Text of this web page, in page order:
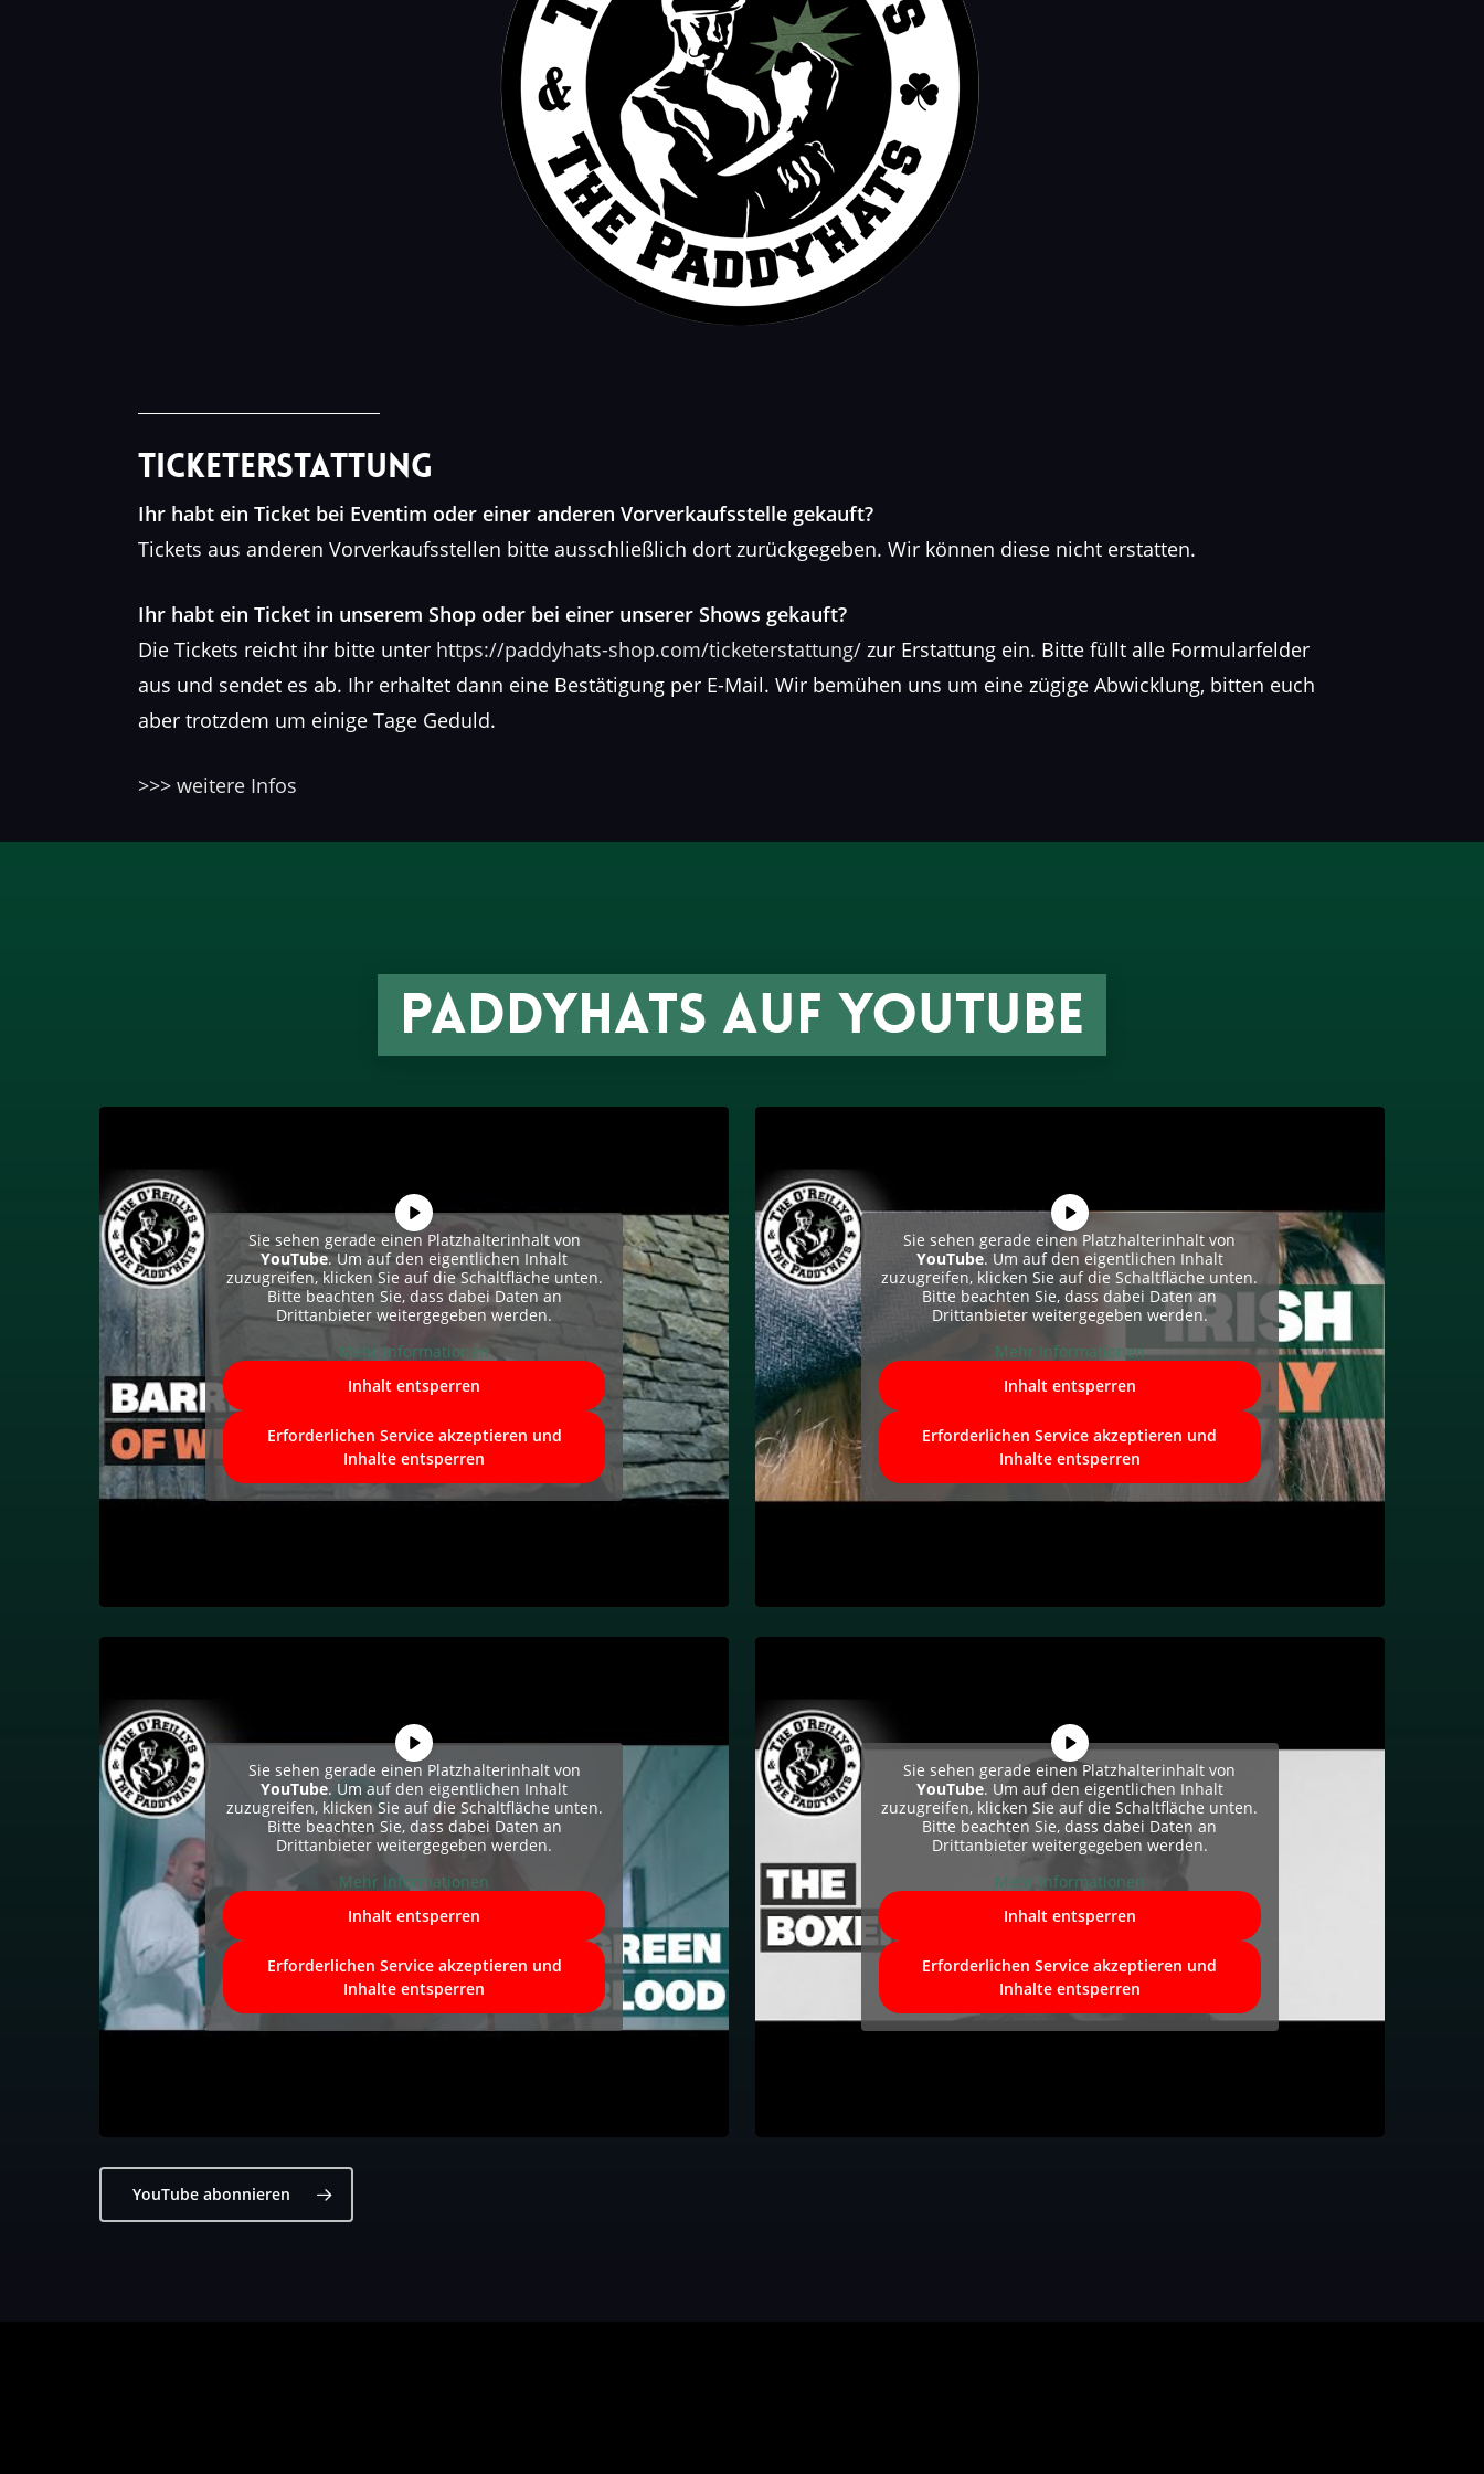
Ticketerstattung
Ihr habt ein Ticket bei Eventim oder einer anderen Vorverkaufsstelle gekauft?
Tickets aus anderen Vorverkaufsstellen bitte ausschließlich dort zurückgegeben. Wir können diese nicht erstatten.
Ihr habt ein Ticket in unserem Shop oder bei einer unserer Shows gekauft?
Die Tickets reicht ihr bitte unter https://paddyhats-shop.com/ticketerstattung/ zur Erstattung ein. Bitte füllt alle Formularfelder
aus und sendet es ab. Ihr erhaltet dann eine Bestätigung per E-Mail. Wir bemühen uns um eine zügige Abwicklung, bitten euch
aber trotzdem um einige Tage Geduld.
>>> weitere Infos
PADDYHATS AUF YOUTUBE
Sie sehen gerade einen Platzhalterinhalt von
YouTube. Um auf den eigentlichen Inhalt
zuzugreifen, klicken Sie auf die Schaltfläche unten.
Bitte beachten Sie, dass dabei Daten an
Drittanbieter weitergegeben werden.
Mehr Informationen
Inhalt entsperren
Erforderlichen Service akzeptieren und
Inhalte entsperren
Sie sehen gerade einen Platzhalterinhalt von
YouTube. Um auf den eigentlichen Inhalt
zuzugreifen, klicken Sie auf die Schaltfläche unten.
Bitte beachten Sie, dass dabei Daten an
Drittanbieter weitergegeben werden.
Mehr Informationen
Inhalt entsperren
Erforderlichen Service akzeptieren und
Inhalte entsperren
Sie sehen gerade einen Platzhalterinhalt von
YouTube. Um auf den eigentlichen Inhalt
zuzugreifen, klicken Sie auf die Schaltfläche unten.
Bitte beachten Sie, dass dabei Daten an
Drittanbieter weitergegeben werden.
Mehr Informationen
Inhalt entsperren
Erforderlichen Service akzeptieren und
Inhalte entsperren
Sie sehen gerade einen Platzhalterinhalt von
YouTube. Um auf den eigentlichen Inhalt
zuzugreifen, klicken Sie auf die Schaltfläche unten.
Bitte beachten Sie, dass dabei Daten an
Drittanbieter weitergegeben werden.
Mehr Informationen
Inhalt entsperren
Erforderlichen Service akzeptieren und
Inhalte entsperren
YouTube abonnieren